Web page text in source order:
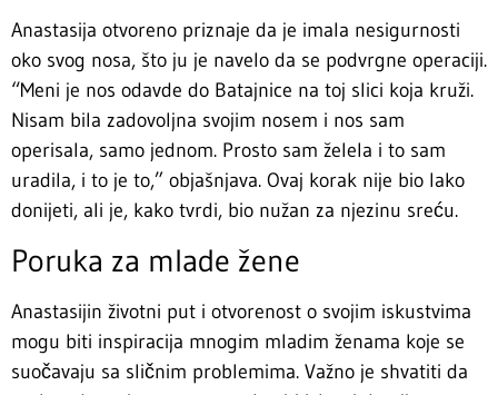
Anastasija otvoreno priznaje da je imala nesigurnosti
oko svog nosa, što ju je navelo da se podvrgne operaciji.
“Meni je nos odavde do Batajnice na toj slici koja kruži.
Nisam bila zadovoljna svojim nosem i nos sam
operisala, samo jednom. Prosto sam želela i to sam
uradila, i to je to,” objašnjava. Ovaj korak nije bio lako
donijeti, ali je, kako tvrdi, bio nužan za njezinu sreću.
Poruka za mlade žene
Anastasijin životni put i otvorenost o svojim iskustvima
mogu biti inspiracija mnogim mladim ženama koje se
suočavaju sa sličnim problemima. Važno je shvatiti da